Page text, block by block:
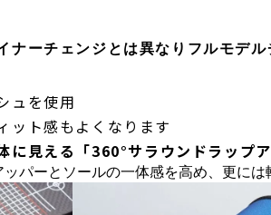
ナーチェンジとは異なりフルモデル
ュを使用
ット感もよくなります
見える「360°サラウンドラップア
パーとソールの一体感を高め、更に